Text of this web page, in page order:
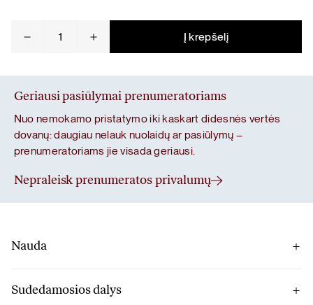
kiekis:
Prime
Į krepšelį
Geriausi pasiūlymai prenumeratoriams
Nuo nemokamo pristatymo iki kaskart didesnės vertės
dovanų: daugiau nelauk nuolaidų ar pasiūlymų –
prenumeratoriams jie visada geriausi.
Nepraleisk prenumeratos privalumų
Nauda
gyvybingų bakterijų ir ingredientais iš gamtos, o gerosios
Sudedamosios dalys